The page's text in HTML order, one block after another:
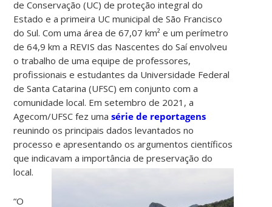
de Conservação (UC) de proteção integral do
Estado e a primeira UC municipal de São Francisco
do Sul. Com uma área de 67,07 km² e um perímetro
de 64,9 km a REVIS das Nascentes do Saí envolveu
o trabalho de uma equipe de professores,
profissionais e estudantes da Universidade Federal
de Santa Catarina (UFSC) em conjunto com a
comunidade local. Em setembro de 2021, a
Agecom/UFSC fez umasérie de reportagens
reunindo os principais dados levantados no
processo e apresentando os argumentos científicos
que indicavam a importância de preservação do
local.
“O